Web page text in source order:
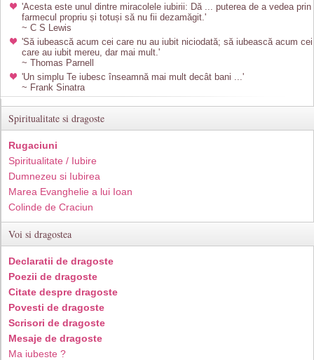
'Acesta este unul dintre miracolele iubirii: Dă ... puterea de a vedea prin
farmecul propriu și totuși să nu fii dezamăgit.'
~ C S Lewis
'Să iubească acum cei care nu au iubit niciodată; să iubească acum cei
care au iubit mereu, dar mai mult.'
~ Thomas Parnell
'Un simplu Te iubesc înseamnă mai mult decât bani ...'
~ Frank Sinatra
Spiritualitate si dragoste
Rugaciuni
Spiritualitate / Iubire
Dumnezeu si Iubirea
Marea Evanghelie a lui Ioan
Colinde de Craciun
Voi si dragostea
Declaratii de dragoste
Poezii de dragoste
Citate despre dragoste
Povesti de dragoste
Scrisori de dragoste
Mesaje de dragoste
Ma iubeste ?